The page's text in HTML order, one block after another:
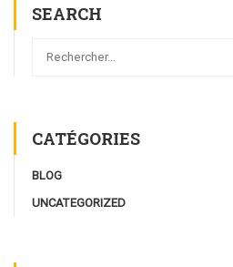
SEARCH
CATÉGORIES
BLOG
UNCATEGORIZED